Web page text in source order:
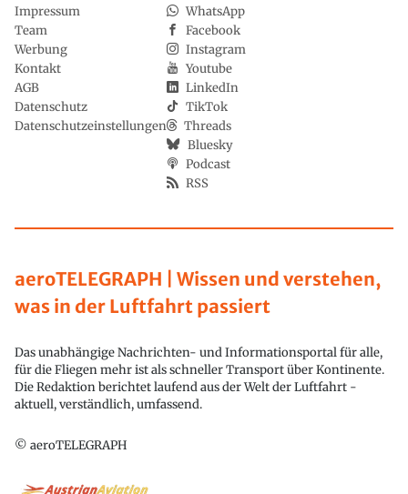
aeroTELEGRAPH | Wissen und verstehen,
was in der Luftfahrt passiert
Das unabhängige Nachrichten- und Informationsportal für alle,
für die Fliegen mehr ist als schneller Transport über Kontinente.
Die Redaktion berichtet laufend aus der Welt der Luftfahrt -
aktuell, verständlich, umfassend.
© aeroTELEGRAPH
Impressum
Team
Werbung
Kontakt
AGB
Datenschutz
Datenschutzeinstellungen
WhatsApp
Facebook
Instagram
Youtube
LinkedIn
TikTok
Threads
Bluesky
Podcast
RSS